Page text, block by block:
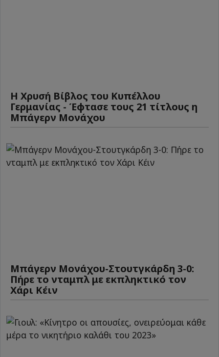
Η Χρυσή Βίβλος του Κυπέλλου
Γερμανίας - Έφτασε τους 21 τίτλους η
Μπάγερν Μονάχου
Μπάγερν Μονάχου-Στουτγκάρδη 3-0:
Πήρε το νταμπλ με εκπληκτικό τον
Χάρι Κέιν